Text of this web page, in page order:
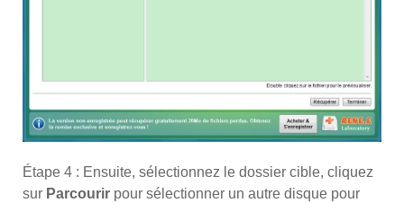
Étape 4 : Ensuite, sélectionnez le dossier cible, cliquez
sur Parcourir pour sélectionner un autre disque pour